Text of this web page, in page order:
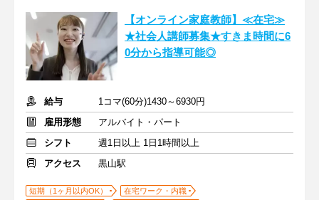
【オンライン家庭教師】≪在宅≫
★社会人講師募集★すきま時間に6
0分から指導可能◎
給与
1コマ(60分)1430～6930円
雇用形態
アルバイト・パート
シフト
週1日以上 1日1時間以上
アクセス
黒山駅
短期（1ヶ月以内OK）
在宅ワーク・内職